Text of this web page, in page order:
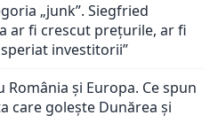
„junk”. Siegfried
ar fi crescut preţurile, ar fi
investitorii”
și Europa. Ce spun
care golește Dunărea și